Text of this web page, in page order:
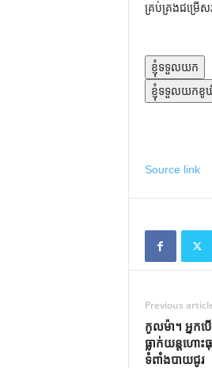
គ្រប់គ្រងជម្រើស
ខ្ញុំទទួលយក
ខ្ញុំទទួលយកខូ
Source link
Previous
កូលម៉ា។ អ្នកប
ធ្លាក់យន្តហោ
ទំពាំងបាយជូរ